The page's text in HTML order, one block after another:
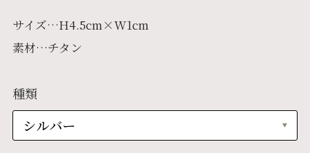
サイズ…H4.5cm×W1cm
素材…チタン
種類